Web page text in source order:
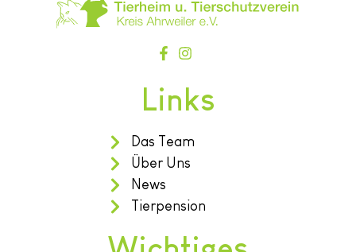
Links
Das Team
Über Uns
News
Tierpension